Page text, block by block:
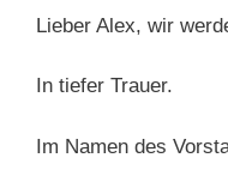
Lieber Alex, wir
In tiefer Trauer.
Im Namen des